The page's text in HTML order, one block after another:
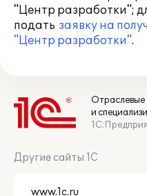
"Центр разработки";
подать заявку на
"Центр разработки".
Отраслевые
и
Другие сайты 1С